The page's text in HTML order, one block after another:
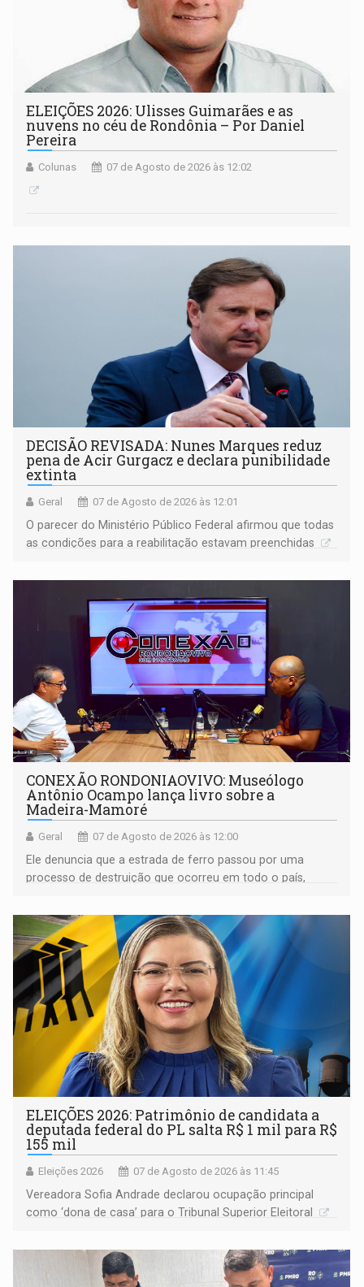
ELEIÇÕES 2026: Ulisses Guimarães e as
nuvens no céu de Rondônia – Por Daniel
Pereira
Colunas 07 de Agosto de 2026 às 12:02
DECISÃO REVISADA: Nunes Marques reduz
pena de Acir Gurgacz e declara punibilidade
extinta
Geral 07 de Agosto de 2026 às 12:01
O parecer do Ministério Público Federal afirmou que todas
as condições para a reabilitação estavam preenchidas
CONEXÃO RONDONIAOVIVO: Museólogo
Antônio Ocampo lança livro sobre a
Madeira-Mamoré
Geral 07 de Agosto de 2026 às 12:00
Ele denuncia que a estrada de ferro passou por uma
processo de destruição que ocorreu em todo o país,
ELEIÇÕES 2026: Patrimônio de candidata a
deputada federal do PL salta R$ 1 mil para R$
155 mil
Eleições 2026 07 de Agosto de 2026 às 11:45
Vereadora Sofia Andrade declarou ocupação principal
como ‘dona de casa’ para o Tribunal Superior Eleitoral